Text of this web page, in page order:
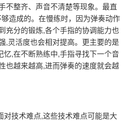
不整齐、声音不清楚等现象。最直
造成的。在慢练时，因为弹奏动作
充分的锻炼,各个手指的协调能力也
,灵活度也会相对提高。更主要的是
忆,在不断熟练中,手指寻找下一个音
也越来越高,进而弹奏的速度就会越
对技术难点,这些技术难点可能是大